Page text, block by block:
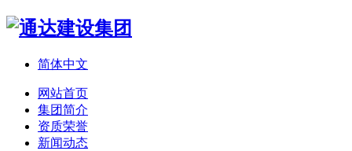
简体中文
网站首页
集团简介
资质荣誉
新闻动态